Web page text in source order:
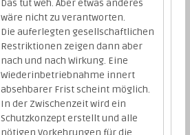
Das tut weh. Aber etwas anderes
wäre nicht zu verantworten.
Die auferlegten gesellschaftlichen
Restriktionen zeigen dann aber
nach und nach Wirkung. Eine
Wiederinbetriebnahme innert
absehbarer Frist scheint möglich.
In der Zwischenzeit wird ein
Schutzkonzept erstellt und alle
nötigen Vorkehrungen für die